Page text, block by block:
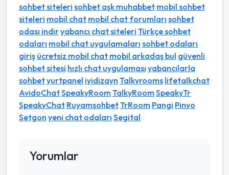
sohbet siteleri sohbet aşk muhabbet mobil sohbet
siteleri mobil chat mobil chat forumları sohbet
odası indiryabancı chat siteleri Türkçe sohbet
odaları mobil chat uygulamaları sohbet odaları
giriş ücretsiz mobil chat mobil arkadaş bul güvenli
sohbet sitesi hızlı chat uygulaması yabancılarla
sohbetyurtpanel iyidizayn Talkyrooms lifetalkchat
AvidoChatSpeakyRoom TalkyRoom SpeakyTr
SpeakyChat RuyamsohbetTrRoom Pangi Pinyo
Setgon yeni chat odaları Segital
Yorumlar